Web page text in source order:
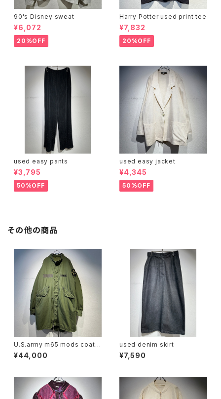
90's Disney sweat
¥6,072
20%OFF
Harry Potter used print tee
¥7,832
20%OFF
used easy pants
¥3,795
50%OFF
used easy jacket
¥4,345
50%OFF
その他の商品
U.S.army m65 mods coat
ライナー付き (small)
¥44,000
used denim skirt
¥7,590